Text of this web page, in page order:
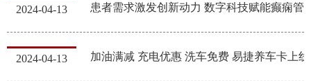
2024-04-13 患者需求激发创新动力 数字科技赋能癫痫管
2024-04-13